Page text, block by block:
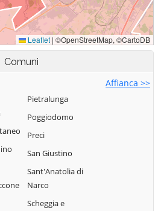
Comuni
Affianca >>
Pietralunga
Poggiodomo
Preci
San Giustino
Sant'Anatolia di
Narco
Scheggia e